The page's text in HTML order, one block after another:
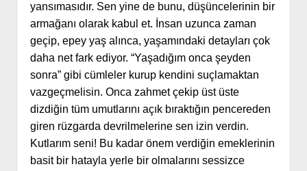
yansımasıdır. Sen yine de bunu, düşüncelerinin bir
armağanı olarak kabul et. İnsan uzunca zaman
geçip, epey yaş alınca, yaşamındaki detayları çok
daha net fark ediyor. “Yaşadığım onca şeyden
sonra” gibi cümleler kurup kendini suçlamaktan
vazgeçmelisin. Onca zahmet çekip üst üste
dizdiğin tüm umutlarını açık bıraktığın pencereden
giren rüzgarda devrilmelerine sen izin verdin.
Kutlarım seni! Bu kadar önem verdiğin emeklerinin
basit bir hatayla yerle bir olmalarını sessizce